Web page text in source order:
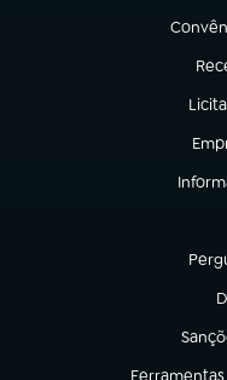
(abre
(abre
(abre